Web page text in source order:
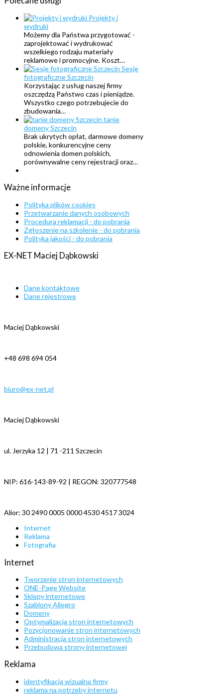
Projekty i
wydruki
Możemy dla Państwa przygotować -
zaprojektować i wydrukować
wszelkiego rodzaju materiały
reklamowe i promocyjne. Koszt…
Sesje
fotograficzne Szczecin
Korzystając z usług naszej firmy
oszczędzą Państwo czas i pieniądze.
Wszystko czego potrzebujecie do
zbudowania…
tanie
domeny Szczecin
Brak ukrytych opłat, darmowe domeny
polskie, konkurencyjne ceny
odnowienia domen polskich,
porównywalne ceny rejestracji oraz…
Ważne informacje
Polityka plików cookies
Przetwarzanie danych osobowych
Procedura reklamacji - do pobrania
Zgłoszenie na szkolenie - do pobrania
Polityka jakości - do pobrania
EX-NET Maciej Dąbkowski
Dane kontaktowe
Dane rejestrowe
Maciej Dąbkowski
+48 698 694 054
biuro@ex-net.pl
Maciej Dąbkowski
ul. Jerzyka 12 | 71 -211 Szczecin
NIP: 616-143-89-92 | REGON: 320777548
Alior: 30 2490 0005 0000 4530 4517 3024
Internet
Reklama
Fotografia
Internet
Tworzenie stron internetowych
ONE-Page Website
Sklepy internetowe
Szablony Allegro
Domeny
Optymalizacja stron internetowych
Pozycjonowanie stron internetowych
Administracja stron internetowych
Przebudowa strony internetowej
Reklama
identyfikacja wizualna firmy
reklama na potrzeby internetu